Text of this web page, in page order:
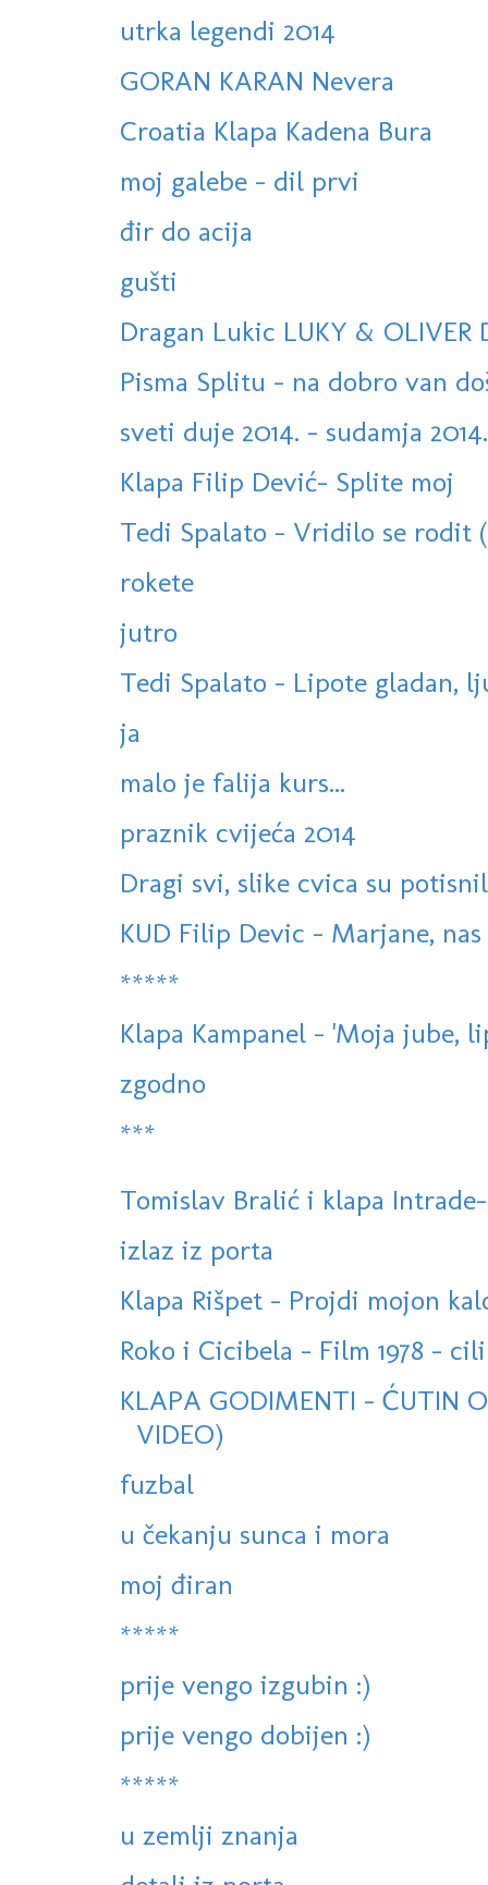
utrka legendi 2014
GORAN KARAN Nevera
Croatia Klapa Kadena Bura
moj galebe - dil prvi
đir do acija
gušti
Dragan Lukic LUKY & OLIVER
Pisma Splitu - na dobro van
sveti duje 2014. - sudamja 2014.
Klapa Filip Dević- Splite moj
Tedi Spalato - Vridilo se rodit
rokete
jutro
Tedi Spalato - Lipote gladan,
ja
malo je falija kurs...
praznik cvijeća 2014
Dragi svi, slike cvica su
KUD Filip Devic - Marjane,
*****
Klapa Kampanel - 'Moja jube,
zgodno
***
Tomislav Bralić i klapa
izlaz iz porta
Klapa Rišpet - Projdi mojon
Roko i Cicibela - Film 1978 -
KLAPA GODIMENTI - ĆUTIN
VIDEO)
fuzbal
u čekanju sunca i mora
moj điran
*****
prije vengo izgubin :)
prije vengo dobijen :)
*****
u zemlji znanja